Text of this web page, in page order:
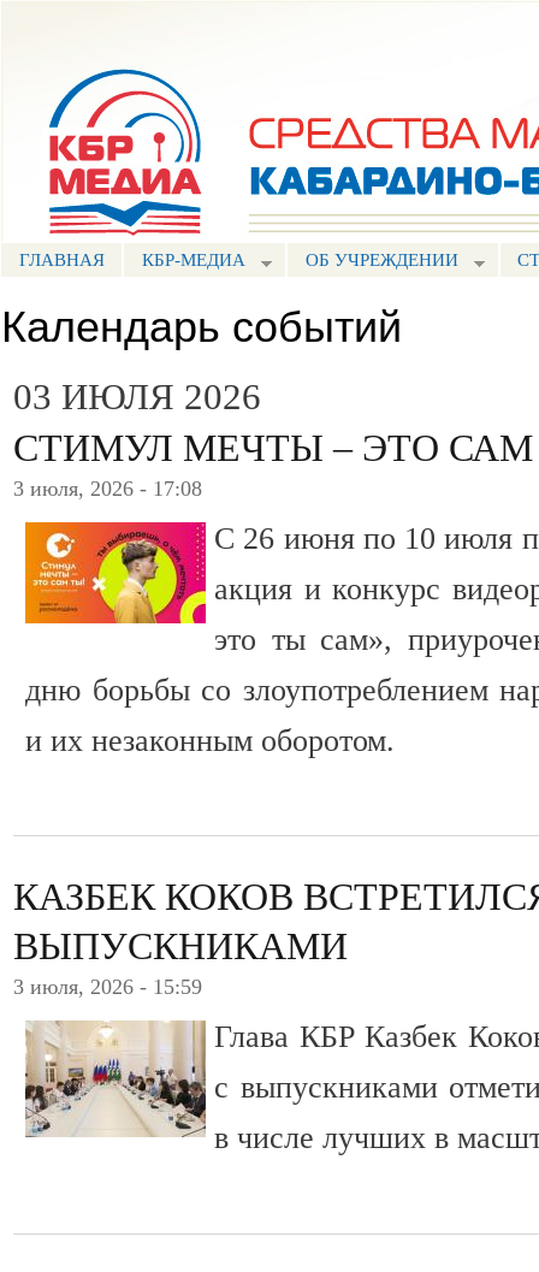
ГЛАВНАЯ КБР-МЕДИА ОБ УЧРЕЖДЕНИИ
Календарь событий
03 ИЮЛЯ 2026
СТИМУЛ МЕЧТЫ – ЭТО
3 июля, 2026 - 17:08
С 26 июня по 10 июля
акция и конкурс
это ты сам»,
дню борьбы со злоупотреблением
и их незаконным оборотом.
КАЗБЕК КОКОВ
ВЫПУСКНИКАМИ
3 июля, 2026 - 15:59
Глава КБР Казбек
с выпускниками
в числе лучших в